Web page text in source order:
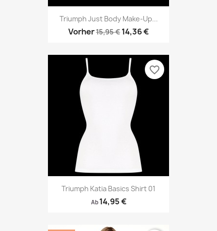
Triumph Just Body Make-Up...
Vorher15,95 € 14,36 €
Triumph Katia Basics Shirt 01
Ab 14,95 €
favorite_border